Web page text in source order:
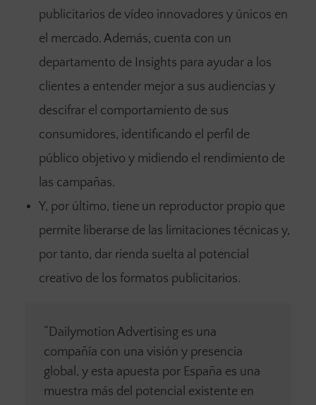
publicitarios de vídeo innovadores y únicos en
el mercado. Además, cuenta con un
departamento de Insights para ayudar a los
clientes a entender mejor a sus audiencias y
descifrar el comportamiento de sus
consumidores, identificando el perfil de
público objetivo y midiendo el rendimiento de
las campañas.
Y, por último, tiene un reproductor propio que
permite liberarse de las limitaciones técnicas y,
por tanto, dar rienda suelta al potencial
creativo de los formatos publicitarios.
“Dailymotion Advertising es una
compañía con una visión y presencia
global, y esta apuesta por España es una
muestra más del potencial existente en